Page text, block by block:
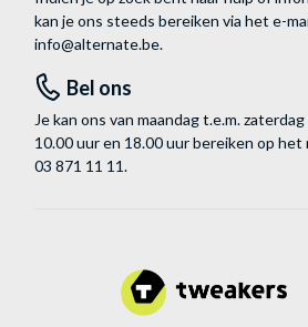
kan je ons steeds bereiken via het e-
info@alternate.be.
Bel ons
Je kan ons van maandag t.e.m.
10.00 uur en 18.00 uur bereiken op het
03 871 11 11.